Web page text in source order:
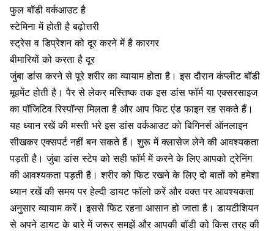
फुल बॉडी वर्कआउट है
स्टेमिना में होती है बढ़ोत्तरी
स्ट्रेस व डिप्रेशन को दूर करने में है कारगर
बीमारियों को करता है दूर
जुंबा डांस करने से पूरे शरीर का व्यायाम होता है। इस दौरान कंप्लीट बॉडी
मूवमेंट होती है। पैर से लेकर मस्तिष्क तक इस डांस फॉर्म या एक्सरसाइज
का पॉजिटिव रिस्पॉन्स मिलता है और आप फिट एंड फाइन रह सकते हैं।
यह ध्यान रखें की मस्ती भरे इस डांस वर्कआउट कोबिगिनर्स ऑनलाइन
सीखकर एक्सपर्ट नहीं बन सकते हैं। शुरू में क्लासेज लेने की आवश्यकता
पड़ती है। जुंबा डांस स्टेप को सही फॉर्म में करने के लिए आपको ट्रेनिंग
की आवश्यकता पड़ती है। शरीर को फिट रखने के लिए दो बातों को हमेशा
ध्यान रखें की समय परहेल्दी डायटफॉलो करें और वक्त पर आवश्यकता
अनुसार व्यायाम करें। इससे फिट रहना आसान हो जाता है। डायटीशियन
से अपने डायट के बारे में जरूर समझें और आपकी बॉडी को किस तरह की